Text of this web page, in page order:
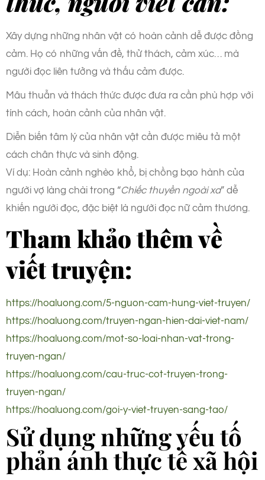
Xây dựng những nhân vật có hoàn cảnh dễ được đồng
cảm. Họ có những vấn đề, thử thách, cảm xúc… mà
người đọc liên tưởng và thấu cảm được.
Mâu thuẫn và thách thức được đưa ra cần phù hợp với
tính cách, hoàn cảnh của nhân vật.
Diễn biến tâm lý của nhân vật cần được miêu tả một
cách chân thực và sinh động.
Ví dụ: Hoàn cảnh nghèo khổ, bị chồng bạo hành của
người vợ làng chài trong “Chiếc thuyền ngoài xa” dễ
khiến người đọc, đặc biệt là người đọc nữ cảm thương.
Tham khảo thêm về
viết truyện:
https://hoaluong.com/5-nguon-cam-hung-viet-truyen/
https://hoaluong.com/truyen-ngan-hien-dai-viet-nam/
https://hoaluong.com/mot-so-loai-nhan-vat-trong-
truyen-ngan/
https://hoaluong.com/cau-truc-cot-truyen-trong-
truyen-ngan/
https://hoaluong.com/goi-y-viet-truyen-sang-tao/
Sử dụng những yếu tố
phản ánh thực tế xã hội